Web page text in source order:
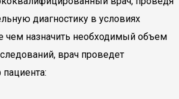
диагностику в условиях
чем назначить необходимый объем
врач проведет